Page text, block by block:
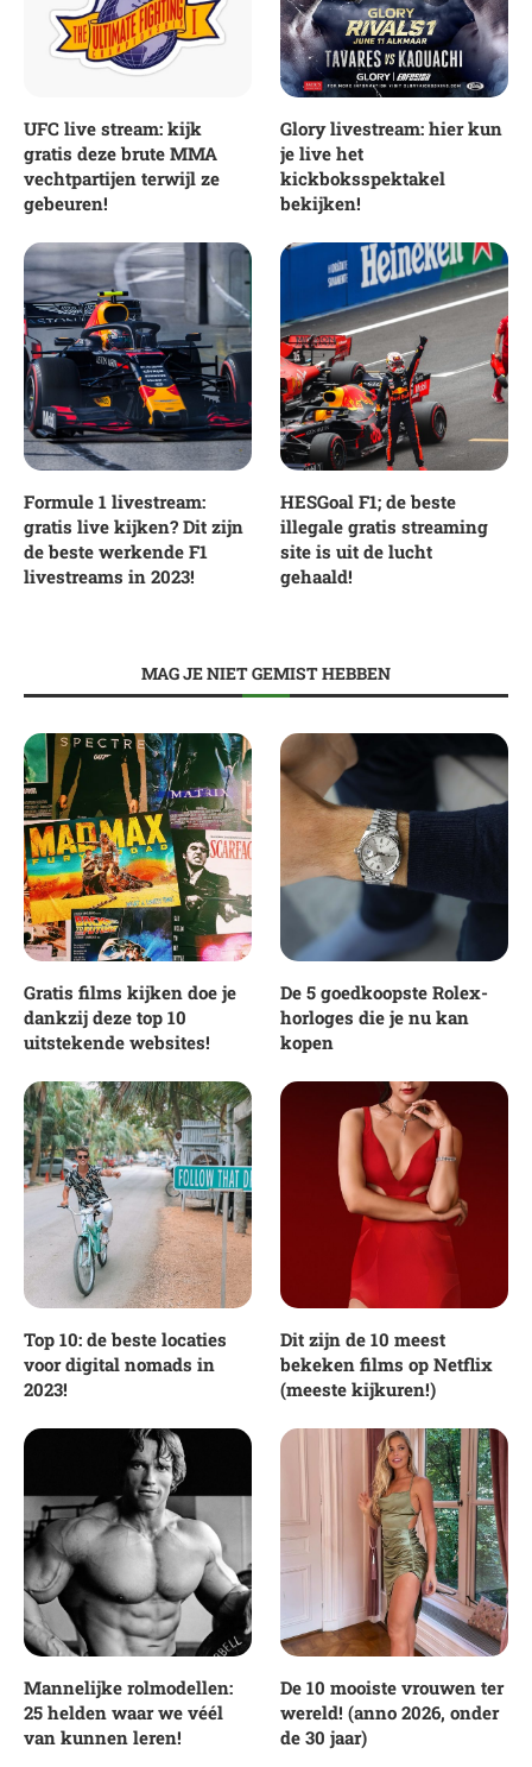
UFC live stream: kijk
gratis deze brute MMA
vechtpartijen terwijl ze
gebeuren!
Glory livestream: hier kun
je live het
kickboksspektakel
bekijken!
Formule 1 livestream:
gratis live kijken? Dit zijn
de beste werkende F1
livestreams in 2023!
HESGoal F1; de beste
illegale gratis streaming
site is uit de lucht
gehaald!
MAG JE NIET GEMIST HEBBEN
Gratis films kijken doe je
dankzij deze top 10
uitstekende websites!
De 5 goedkoopste Rolex-
horloges die je nu kan
kopen
Top 10: de beste locaties
voor digital nomads in
2023!
Dit zijn de 10 meest
bekeken films op Netflix
(meeste kijkuren!)
Mannelijke rolmodellen:
25 helden waar we véél
van kunnen leren!
De 10 mooiste vrouwen ter
wereld! (anno 2026, onder
de 30 jaar)